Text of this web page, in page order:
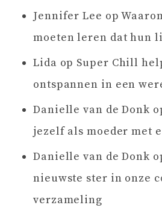
Jennifer Lee op
moeten leren dat hun
Lida op Super Chill
ontspannen in een
Danielle van de Donk
jezelf als moeder met
Danielle van de Donk
nieuwste ster in onze
verzameling